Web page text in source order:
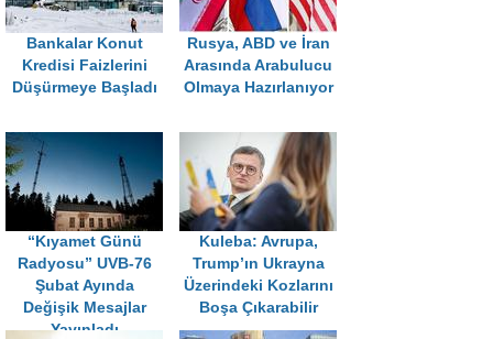
Bankalar Konut
Kredisi Faizlerini
Düşürmeye Başladı
Rusya, ABD ve İran
Arasında Arabulucu
Olmaya Hazırlanıyor
“Kıyamet Günü
Radyosu” UVB-76
Şubat Ayında
Değişik Mesajlar
Yayınladı
Kuleba: Avrupa,
Trump’ın Ukrayna
Üzerindeki Kozlarını
Boşa Çıkarabilir